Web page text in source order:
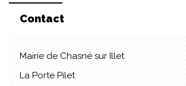
Contact
Mairie de Chasné sur Illet
La Porte Pilet